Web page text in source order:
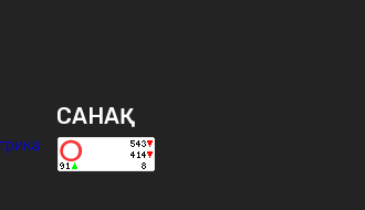
САНАҚ